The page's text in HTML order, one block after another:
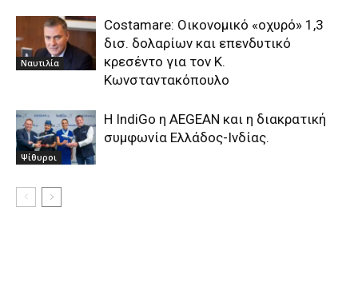
Ναυτιλία
Costamare: Οικονομικό «οχυρό» 1,3
δισ. δολαρίων και επενδυτικό
κρεσέντο για τον Κ.
Κωνσταντακόπουλο
Ψίθυροι
Η IndiGo η AEGEAN και η διακρατική
συμφωνία Ελλάδος-Ινδίας.